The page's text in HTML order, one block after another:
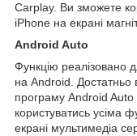
Carplay. Ви зможете
iPhone на екрані
Android Auto
Функцію реалізовано
на Android. Достатньо
програму Android
користуватись усіма
екрані мультимедіа